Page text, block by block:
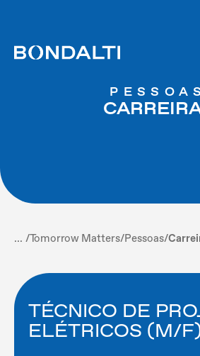
PESSOAS
... /Tomorrow Matters/Pessoas/
TÉCNICO DE
ELÉTRICOS (M/